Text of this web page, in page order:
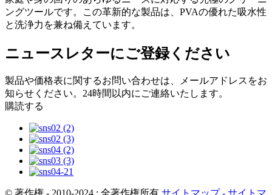
ングツールです。この革新的な製品は、PVAの優れた吸水性
と洗浄力を兼ね備えています。
ニュースレターにご登録ください
製品や価格表に関するお問い合わせは、メールアドレスをお
知らせください。24時間以内にご連絡いたします。
購読する